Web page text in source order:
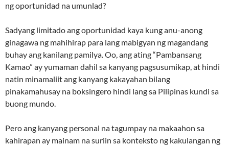
ng oportunidad na umunlad?
Sadyang limitado ang oportunidad kaya kung anu-anong
ginagawa ng mahihirap para lang mabigyan ng magandang
buhay ang kanilang pamilya. Oo, ang ating “Pambansang
Kamao” ay yumaman dahil sa kanyang pagsusumikap, at hindi
natin minamaliit ang kanyang kakayahan bilang
pinakamahusay na boksingero hindi lang sa Pilipinas kundi sa
buong mundo.
Pero ang kanyang personal na tagumpay na makaahon sa
kahirapan ay mainam na suriin sa konteksto ng kakulangan ng